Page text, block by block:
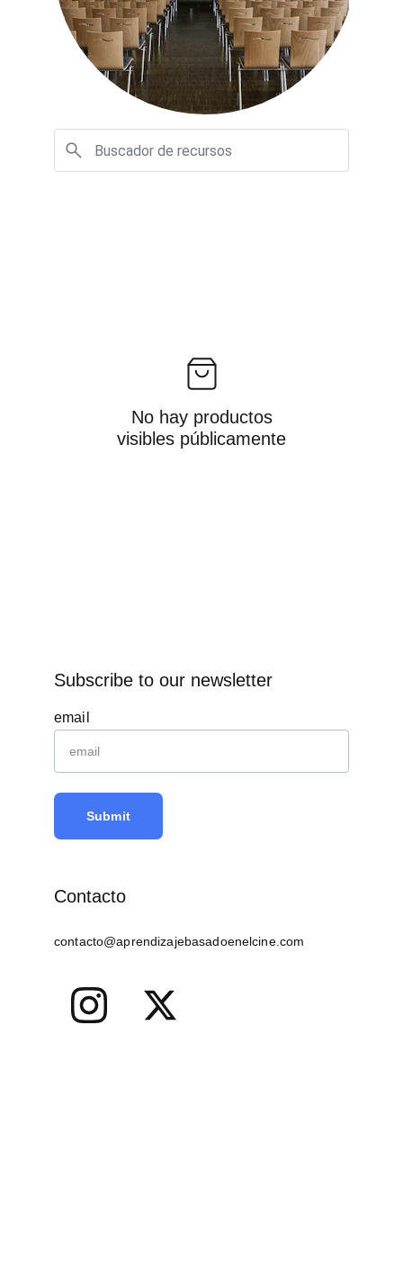
No hay productos
visibles públicamente
Contacto
email
Submit
contacto@aprendizajebasadoenelcine.com
Subscribe to our newsletter